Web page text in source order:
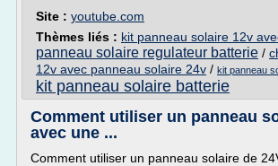
Site : youtube.com
Thèmes liés : kit panneau solaire 12v
panneau solaire regulateur batterie /
12v avec panneau solaire 24v / kit panneau
kit panneau solaire batterie
Comment utiliser un panneau
avec une ...
Comment utiliser un panneau solaire de